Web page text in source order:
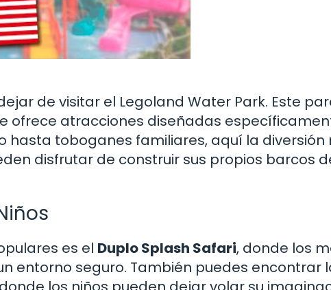
de visitar el Legoland Water Park. Este
ofrece atracciones diseñadas
hasta toboganes familiares, aquí la diversión
disfrutar de construir sus propios barcos
es el Duplo Splash Safari, donde los
entorno seguro. También puedes encontrar